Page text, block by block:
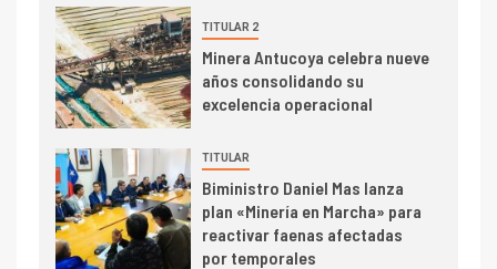
Codelco reporta Ebitda de US$
6.670 millones y mejora sus
indicadores financieros
TITULAR 2
Minera Antucoya celebra nueve
años consolidando su
excelencia operacional
TITULAR
Biministro Daniel Mas lanza
plan «Minería en Marcha» para
reactivar faenas afectadas
por temporales